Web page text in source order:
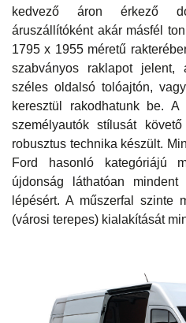
kedvező áron érkező
áruszállítóként akár másfél
1795 x 1955 méretű
szabványos raklapot
széles oldalsó tolóajtón,
keresztül rakodhatunk be.
személyautók stílusát
robusztus technika készült.
Ford hasonló kategóriájú
újdonság láthatóan
lépésért. A műszerfal szinte
(városi terepes) kialakítását